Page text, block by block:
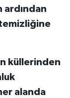
ardından
küllerinden
alanda